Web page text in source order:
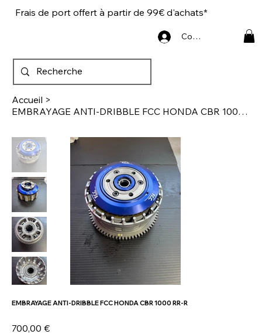
Frais de port offert à partir de 99€ d'achats*
Connexion
Accueil >
EMBRAYAGE ANTI-DRIBBLE FCC HONDA CBR 1000 RR-R
EMBRAYAGE ANTI-DRIBBLE FCC HONDA CBR 1000 RR-R
Prix
700,00 €